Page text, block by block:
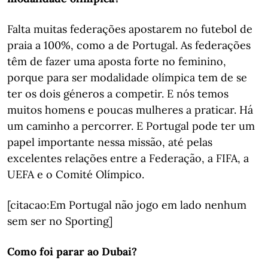
Falta muitas federações apostarem no futebol de
praia a 100%, como a de Portugal. As federações
têm de fazer uma aposta forte no feminino,
porque para ser modalidade olímpica tem de se
ter os dois géneros a competir. E nós temos
muitos homens e poucas mulheres a praticar. Há
um caminho a percorrer. E Portugal pode ter um
papel importante nessa missão, até pelas
excelentes relações entre a Federação, a FIFA, a
UEFA e o Comité Olímpico.
[citacao:Em Portugal não jogo em lado nenhum
sem ser no Sporting]
Como foi parar ao Dubai?